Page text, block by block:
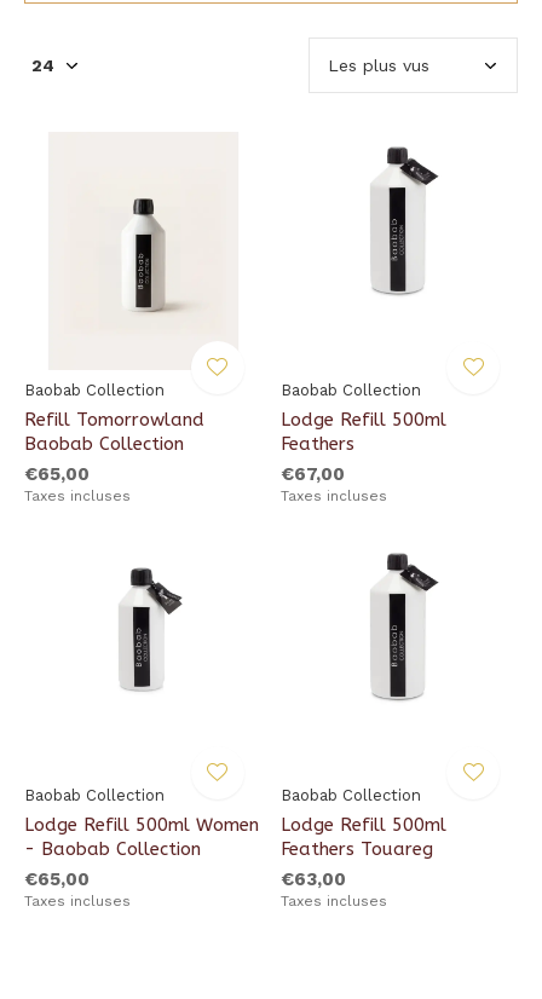
Baobab Collection
Refill Tomorrowland
Baobab Collection
€65,00
Taxes incluses
Baobab Collection
Lodge Refill 500ml
Feathers
€67,00
Taxes incluses
Baobab Collection
Lodge Refill 500ml Women
- Baobab Collection
€65,00
Taxes incluses
Baobab Collection
Lodge Refill 500ml
Feathers Touareg
€63,00
Taxes incluses